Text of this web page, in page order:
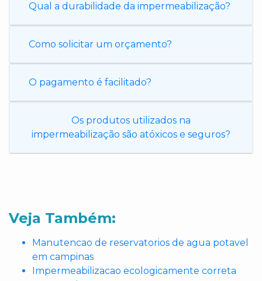
Qual a durabilidade da impermeabilização?
Como solicitar um orçamento?
O pagamento é facilitado?
Os produtos utilizados na
impermeabilização são atóxicos e seguros?
Veja Também:
Manutencao de reservatorios de agua potavel
em campinas
Impermeabilizacao ecologicamente correta